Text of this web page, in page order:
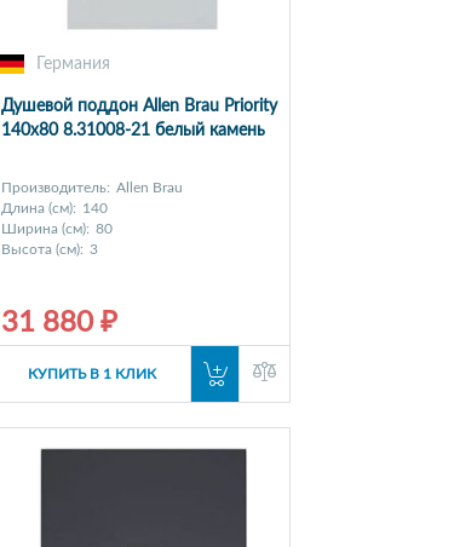
Германия
Душевой поддон Allen Brau Priority
140x80 8.31008-21 белый камень
Производитель: Allen Brau
Длина (см): 140
Ширина (см): 80
Высота (см): 3
31 880 ₽
КУПИТЬ В 1 КЛИК